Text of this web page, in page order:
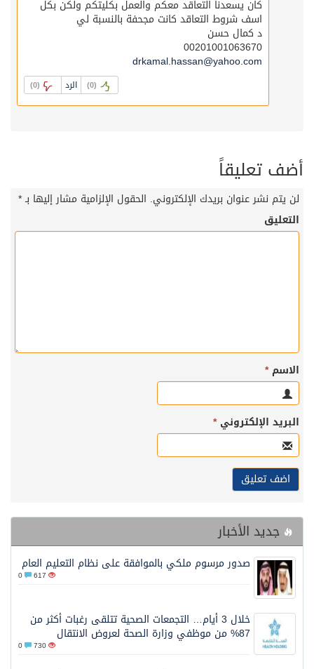
كان يسعدنا التعاقد معكم والعمل بكليتكم ولكن بكل
اسف شروط التعاقد كانت مجحفة بالنسبة لي
د كمال حسن
00201001063670
drkamal.hassan@yahoo.com
(
0
) الرد (
0
)
أضف تعليقاً
لن يتم نشر عنوان بريدك الإلكتروني. الحقول الإلزامية مشار إليها بـ*
التعليق
الاسم*
البريد الإلكتروني*
جديد الأخبار
صدور مرسوم ملكي بالموافقة على نظام التعليم العام
617
خلال 3 أيام… التجمعات الصحية تتلقى رغبات أكثر من
87% من موظفي وزارة الصحة لعروض الانتقال
730